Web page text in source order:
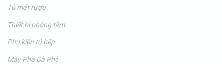
Tủ mát rượu
Thiết bị phòng tắm
Phụ kiện tủ bếp
Máy Pha Cà Phê